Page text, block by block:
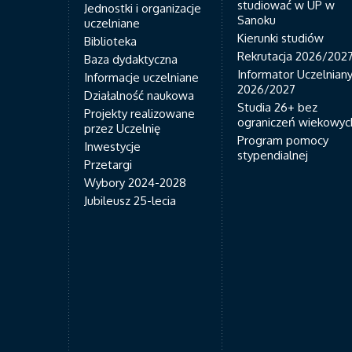
Jednostki i organizacje
uczelniane
Biblioteka
Baza dydaktyczna
Informacje uczelniane
Działalność naukowa
Projekty realizowane
przez Uczelnię
Inwestycje
Przetargi
Wybory 2024-2028
Jubileusz 25-lecia
studiować w UP w
Sanoku
Kierunki studiów
Rekrutacja 2026/2027
Informator Uczelniany
2026/2027
Studia 26+ bez
ograniczeń
Program pomocy
stypendialnej